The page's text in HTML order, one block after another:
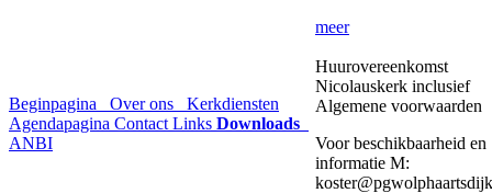
Beginpagina Over ons
Kerkdiensten
Agendapagina Contact Links Downloads
ANBI
meer
Huurovereenkomst
Nicolauskerk inclusief
Algemene voorwaarden
Voor beschikbaarheid en
informatie M: